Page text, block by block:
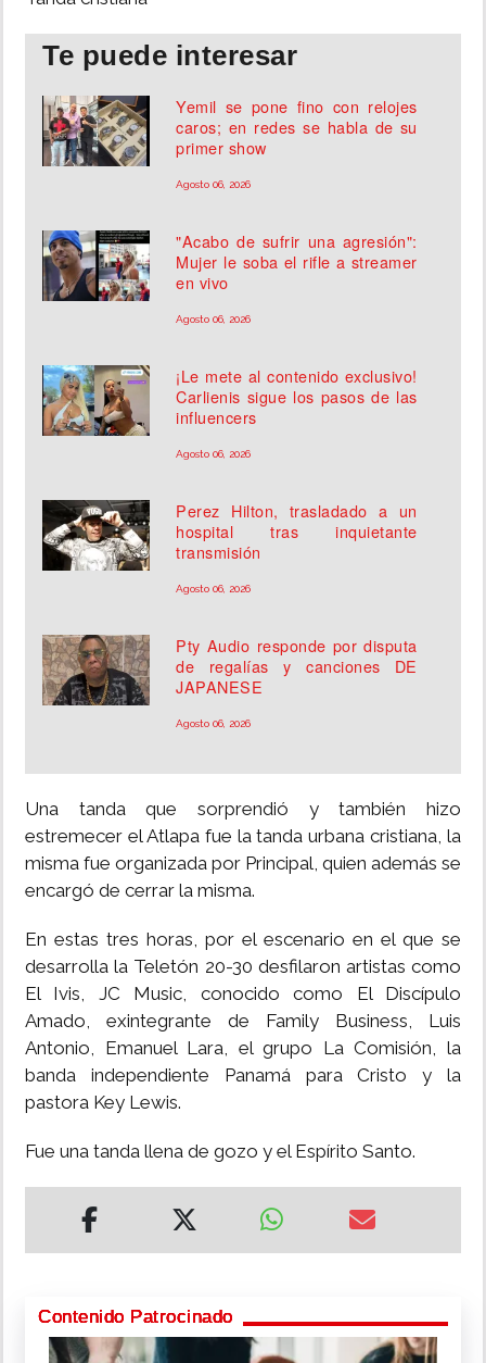
Te puede interesar
Yemil se pone fino con relojes
caros; en redes se habla de su
primer show
Agosto 06, 2026
"Acabo de sufrir una agresión":
Mujer le soba el rifle a streamer
en vivo
Agosto 06, 2026
¡Le mete al contenido exclusivo!
Carlienis sigue los pasos de las
influencers
Agosto 06, 2026
Perez Hilton, trasladado a un
hospital tras inquietante
transmisión
Agosto 06, 2026
Pty Audio responde por disputa
de regalías y canciones DE
JAPANESE
Agosto 06, 2026
Una tanda que sorprendió y también hizo
estremecer el Atlapa fue la tanda urbana cristiana, la
misma fue organizada por Principal, quien además se
encargó de cerrar la misma.
En estas tres horas, por el escenario en el que se
desarrolla la Teletón 20-30 desfilaron artistas como
El Ivis, JC Music, conocido como El Discípulo
Amado, exintegrante de Family Business, Luis
Antonio, Emanuel Lara, el grupo La Comisión, la
banda independiente Panamá para Cristo y la
pastora Key Lewis.
Fue una tanda llena de gozo y el Espírito Santo.
Contenido Patrocinado